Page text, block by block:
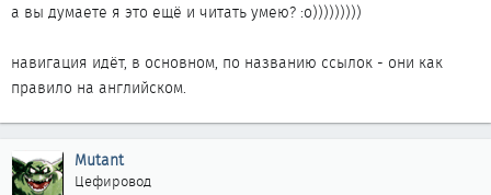
а вы думаете я это ещё и читать умею? :о)))))))))
навигация идёт, в основном, по названию ссылок - они как
правило на английском.
Mutant
Цефировод